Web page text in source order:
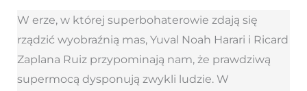
W erze, w której superbohaterowie zdają się
rządzić wyobraźnią mas, Yuval Noah Harari i Ricard
Zaplana Ruiz przypominają nam, że prawdziwą
supermocą dysponują zwykli ludzie. W